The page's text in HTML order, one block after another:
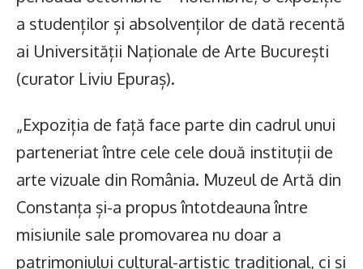
a studenților și absolvenților de dată recentă
ai Universității Naționale de Arte București
(curator Liviu Epuraș).
„Expoziția de față face parte din cadrul unui
parteneriat între cele cele două instituții de
arte vizuale din România. Muzeul de Artă din
Constanța și-a propus întotdeauna între
misiunile sale promovarea nu doar a
patrimoniului cultural-artistic tradițional, ci și